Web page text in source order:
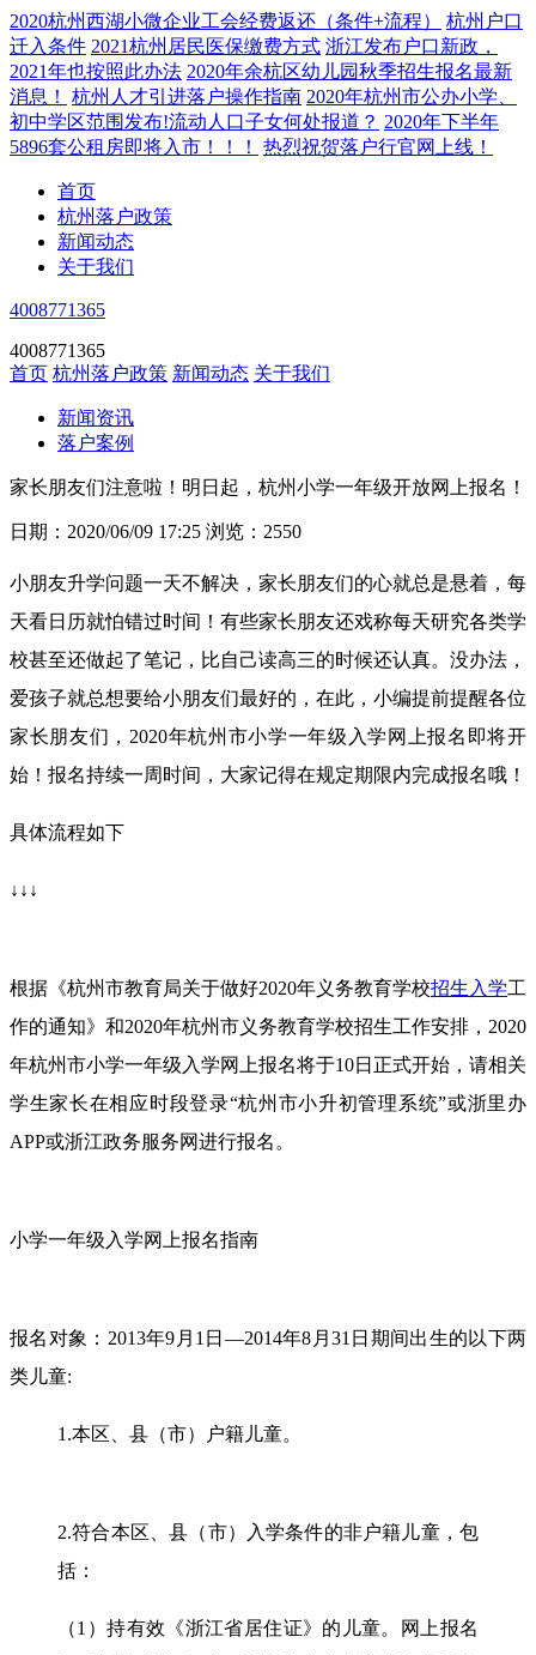
2020杭州西湖小微企业工会经费返还（条件+流程）
杭州户口
迁入条件 2021杭州居民医保缴费方式 浙江发布户口新政，
2021年也按照此办法 2020年余杭区幼儿园秋季招生报名最新
消息！
杭州人才引进落户操作指南 2020年杭州市公办小学、
初中学区范围发布!流动人口子女何处报道？ 2020年下半年
5896套公租房即将入市！！！
热烈祝贺落户行官网上线！
首页
杭州落户政策
新闻动态
关于我们
4008771365
4008771365
首页 杭州落户政策 新闻动态 关于我们
新闻资讯
落户案例
家长朋友们注意啦！明日起，杭州小学一年级开放网上报名！
日期：2020/06/09 17:25 浏览：2550
小朋友升学问题一天不解决，家长朋友们的心就总是悬着，每
天看日历就怕错过时间！有些家长朋友还戏称每天研究各类学
校甚至还做起了笔记，比自己读高三的时候还认真。没办法，
爱孩子就总想要给小朋友们最好的，在此，小编提前提醒各位
家长朋友们，2020年杭州市小学一年级入学网上报名即将开
始！报名持续一周时间，大家记得在规定期限内完成报名哦！
具体流程如下
↓↓↓
根据《杭州市教育局关于做好2020年义务教育学校招生入学工
作的通知》和2020年杭州市义务教育学校招生工作安排，2020
年杭州市小学一年级入学网上报名将于10日正式开始，请相关
学生家长在相应时段登录“杭州市小升初管理系统”或浙里办
APP或浙江政务服务网进行报名。
小学一年级入学网上报名指南
报名对象：2013年9月1日—2014年8月31日期间出生的以下两
类儿童:
1.本区、县（市）户籍儿童。
2.符合本区、县（市）入学条件的非户籍儿童，包
括：
（1）持有效《浙江省居住证》的儿童。网上报名